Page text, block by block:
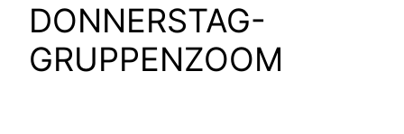
DONNERSTAG-
GRUPPENZOOM